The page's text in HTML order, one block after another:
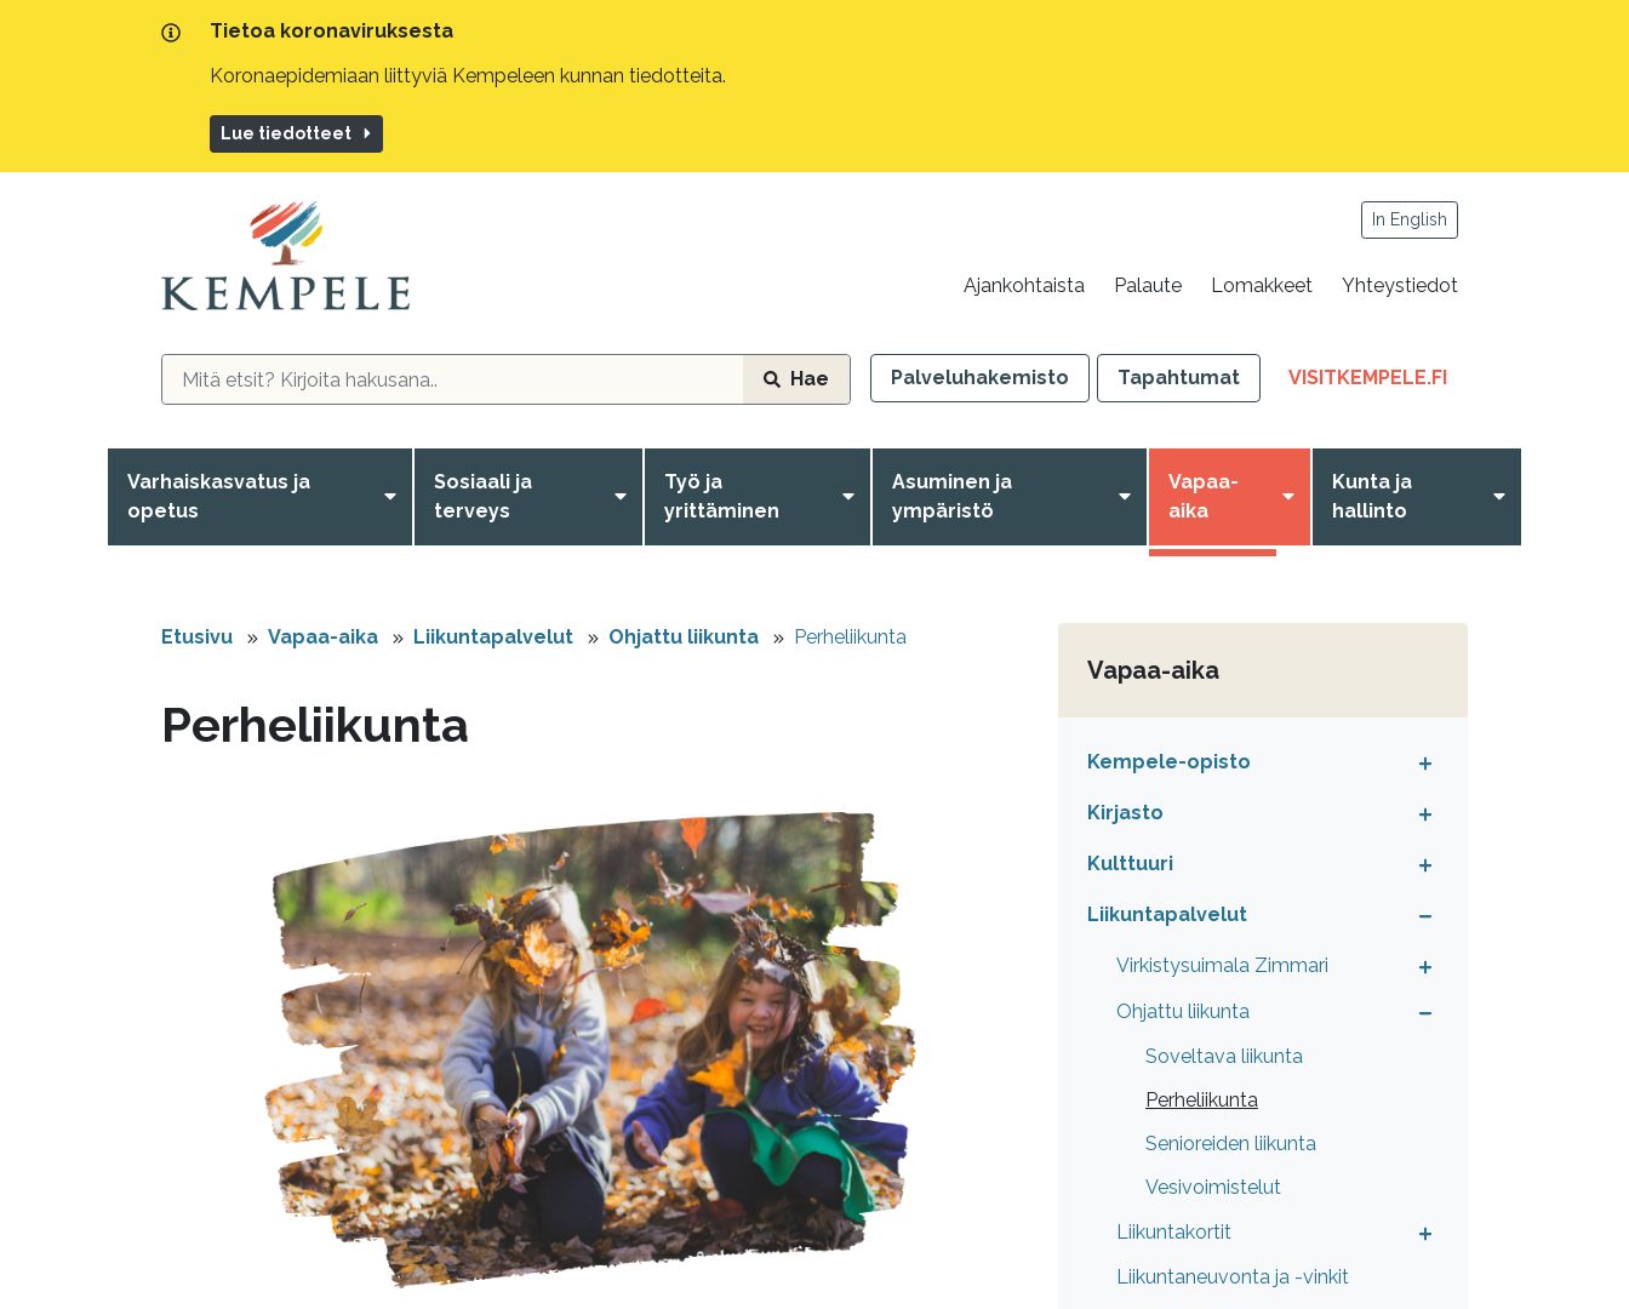
Tietoa koronaviruksesta
Koronaepidemiaan liittyviä Kempeleen kunnan tiedotteita.
Lue tiedotteet
In English
Ajankohtaista Palaute Lomakkeet Yhteystiedot
Hae Palveluhakemisto Tapahtumat VISITKEMPELE.FI,
VÄLILEHTEEN
Varhaiskasvatus ja
opetus
Sosiaali ja
terveys
Työ ja
yrittäminen
Asuminen ja
ympäristö
Vapaa-
aika
Kunta ja
hallinto
Etusivu Vapaa-aika Liikuntapalvelut Ohjattu liikunta Perheliikunta
Perheliikunta
Vapaa-aika
Kempele-opisto
Kirjasto
Kulttuuri
Liikuntapalvelut
Virkistysuimala Zimmari
Ohjattu liikunta
Soveltava liikunta
Perheliikunta
Senioreiden liikunta
Vesivoimistelut
Liikuntakortit
Liikuntaneuvonta ja -vinkit